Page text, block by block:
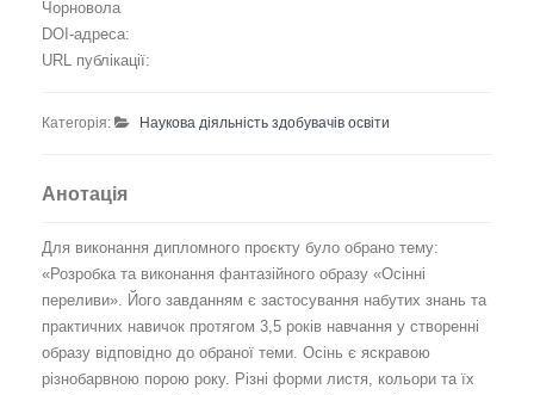
Чорновола
DOI-адреса:
URL публікації:
Категорія: Наукова діяльність здобувачів освіти
Анотація
Для виконання дипломного проєкту було обрано тему:
«Розробка та виконання фантазійного образу «Осінні
переливи». Його завданням є застосування набутих знань та
практичних навичок протягом 3,5 років навчання у створенні
образу відповідно до обраної теми. Осінь є яскравою
різнобарвною порою року. Різні форми листя, кольори та їх